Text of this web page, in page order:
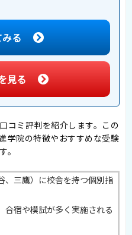
る
見る
コミ評判を紹介します。この
学院の特徴やおすすめな受験
。
、三鷹）に校舎を持つ個別指
合宿や模試が多く実施される